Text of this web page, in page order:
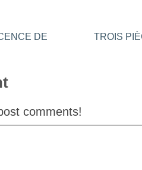
DE
TROIS
comments!